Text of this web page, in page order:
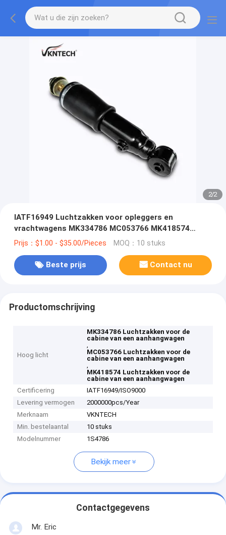
2/2
IATF16949 Luchtzakken voor opleggers en
vrachtwagens MK334786 MC053766 MK418574
VKNTECH 1S4786
Prijs：$1.00 - $35.00/Pieces MOQ：10 stuks
Beste prijs Contact nu
Productomschrijving
Hoog licht
MK334786 Luchtzakken voor de
cabine van een aanhangwagen
,
MC053766 Luchtzakken voor de
cabine van een aanhangwagen
,
MK418574 Luchtzakken voor de
cabine van een aanhangwagen
Certificering
IATF16949/ISO9000
Levering vermogen
2000000pcs/Year
Merknaam
VKNTECH
Min. bestelaantal
10 stuks
Modelnummer
1S4786
Bekijk meer
Contactgegevens
Mr. Eric